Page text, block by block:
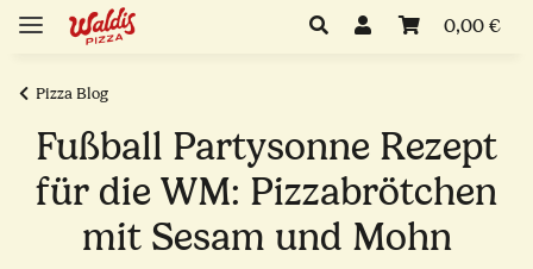
0,00 €
Pizza Blog
Fußball Partysonne Rezept
für die WM: Pizzabrötchen
mit Sesam und Mohn